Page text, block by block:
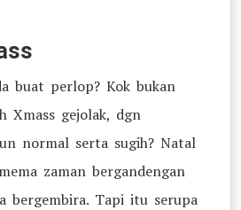
buat perlop? Kok bukan
Xmass gejolak, dgn
normal serta sugih? Natal
zaman bergandengan
bergembira. Tapi itu serupa